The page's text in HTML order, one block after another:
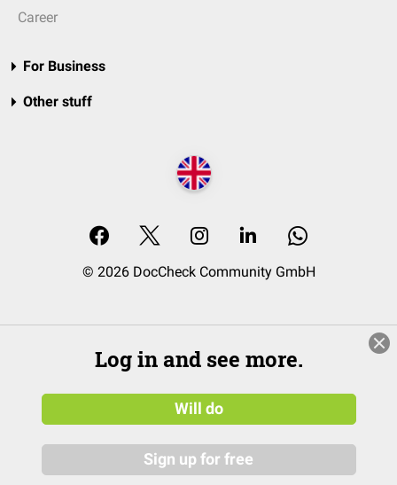
Career
For Business
Other stuff
© 2026 DocCheck Community GmbH
Log in and see more.
Will do
Sign up for free